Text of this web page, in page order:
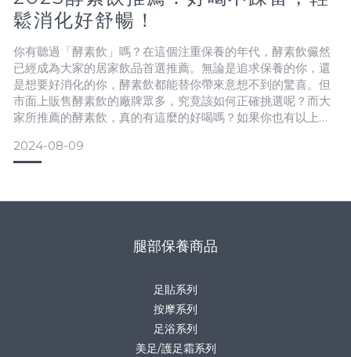
鬆消化好舒暢！
你有聽過「酵素飲」嗎？在這個注重保養的年代，酵素飲儼然
已經成為大家的居家飲品首選推薦。無論是追求保養的你，還
是想要好消化的你，酵素飲都能替你帶來意想不到的驚喜。但
市面上販售酵素飲的廠牌眾多，究竟該如何正確挑選呢？而大
家所推薦的酵素飲，真的有這麼的好喝嗎？如果你也有以上疑
是什麼？跟酵素是一樣的嗎？大家所說的「酵素飲」，其實就
是指「蔬果發酵液」。其名稱源自於日文，又因為在日本漢字
飲」的發酵方
2024-08-09
腿部保養商品
足貼系列
按摩系列
足浴系列
美足/護足霜系列